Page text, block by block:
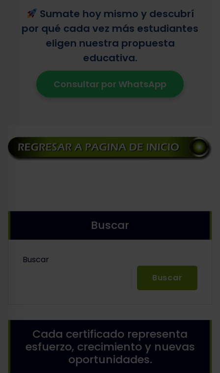
Sumate hoy mismo y descubrí
por qué cada vez más estudiantes
eligen nuestra propuesta
educativa.
Consultar por WhatsApp
Buscar
Buscar
Buscar
Cada certificado representa
esfuerzo, crecimiento y nuevas
oportunidades.